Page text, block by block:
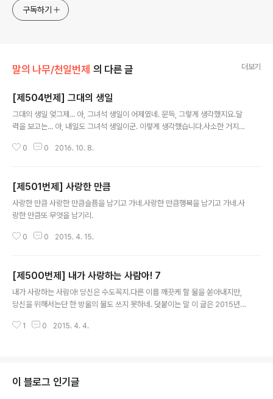
구독하기
말의 나무/천일번제 의 다른 글 더보기
[제504번제] 그대의 생일
그대의 생일 엊그제... 아, 그녀석 생일이 어제였네. 문득, 그렇게 생각했지요.달
력을 보고는... 아, 내일도 그녀석 생일이군. 이렇게 생각했습니다.사소한 거지
생일 한 번 확인해 보시기 바랍니다.
0 0 2016. 10. 8.
[제501번제] 사랑한 만큼
사랑한 만큼 사랑한 만큼슬픔을 남기고 가네.사랑한 만큼행복을 남기고 가네.사
랑한 만큼또 무엇을 남기리.
0 0 2015. 4. 15.
[제500번제] 내가 사랑하는 사람아! 7
내가 사랑하는 사람아! 당신은 수도꼭지.다른 이를 깨끗케 할 물을 쏟아내지만,
당신을 위해서는단 한 방울의 물도 쓰지 못하네. 덧붙이는 말 이 글은 2015년
1 0 2015. 4. 4.
이 블로그 인기글